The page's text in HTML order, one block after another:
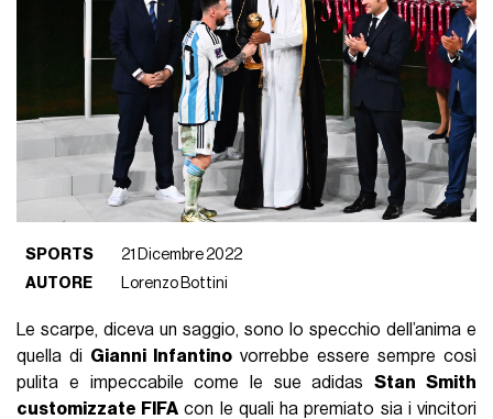
SPORTS
21 Dicembre 2022
AUTORE
Lorenzo Bottini
Le scarpe, diceva un saggio, sono lo specchio dell’anima e
quella di Gianni Infantino vorrebbe essere sempre così
pulita e impeccabile come le sue adidasStan Smith
customizzate FIFA con le quali ha premiato sia i vincitori